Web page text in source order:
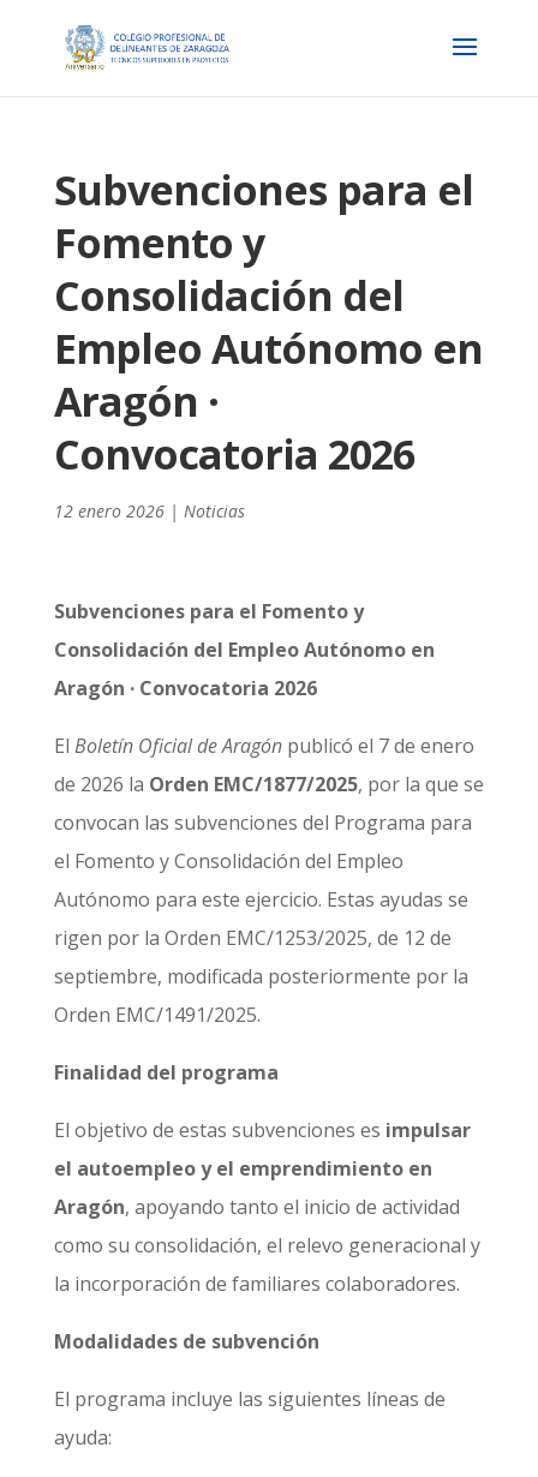
Subvenciones para el
Fomento y
Consolidación del
Empleo Autónomo en
Aragón ·
Convocatoria 2026
12 enero 2026| Noticias
Subvenciones para el Fomento y
Consolidación del Empleo Autónomo en
Aragón · Convocatoria 2026
El Boletín Oficial de Aragónpublicó el 7 de enero
de 2026 la Orden EMC/1877/2025, por la que se
convocan las subvenciones del Programa para
el Fomento y Consolidación del Empleo
Autónomo para este ejercicio. Estas ayudas se
rigen por la Orden EMC/1253/2025, de 12 de
septiembre, modificada posteriormente por la
Orden EMC/1491/2025.
Finalidad del programa
El objetivo de estas subvenciones es impulsar
el autoempleo y el emprendimiento en
Aragón, apoyando tanto el inicio de actividad
como su consolidación, el relevo generacional y
la incorporación de familiares colaboradores.
Modalidades de subvención
El programa incluye las siguientes líneas de
ayuda: